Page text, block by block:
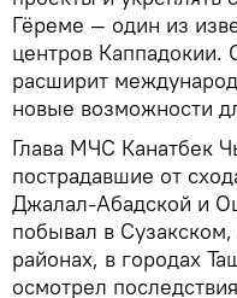
Гёреме — один из
центров Каппадокии.
расширит
новые возможности
Глава МЧС Канатбек
пострадавшие от
Джалал-Абадской и
побывал в
районах, в городах
осмотрел